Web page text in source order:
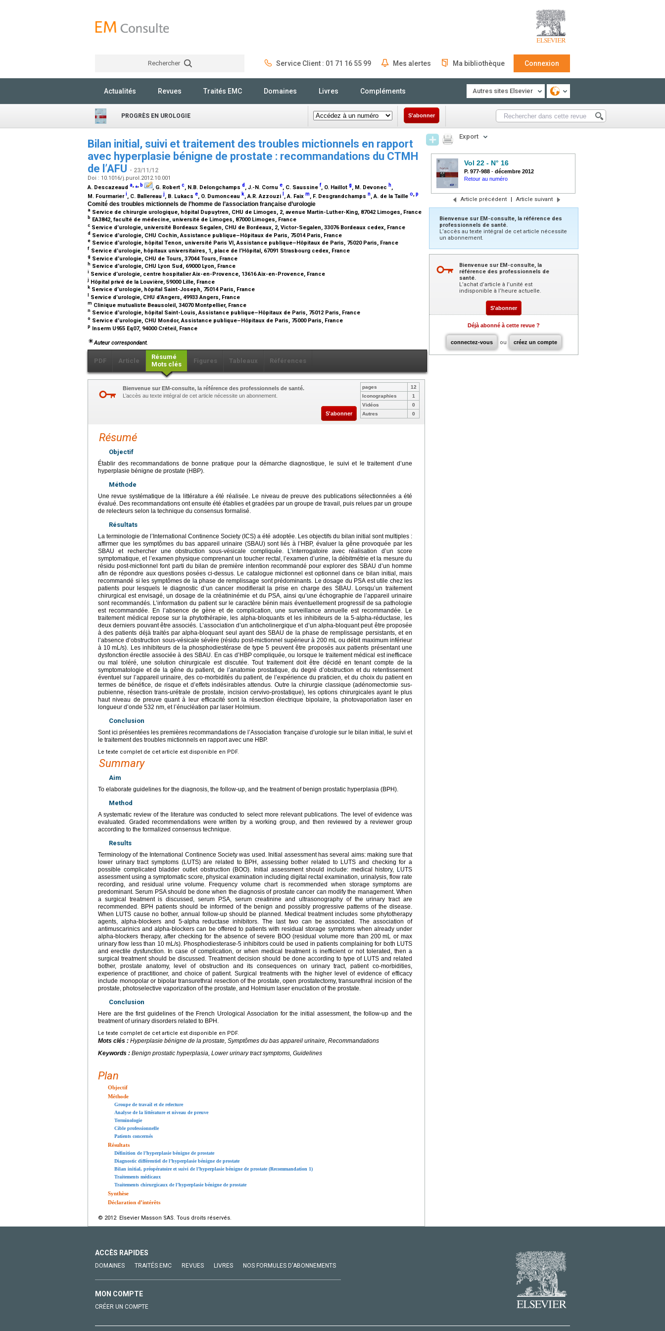
Rechercher Service Client : 01 71 16 55 99 Mes alertes Ma bibliothèque Connexion
Actualités Revues Traités EMC Domaines Livres Compléments Autres sites Elsevier
PROGRÈS EN UROLOGIE S'abonner
Bilan initial, suivi et traitement des troubles mictionnels en rapport
avec hyperplasie bénigne de prostate : recommandations du CTMH
de l’AFU - 23/11/12
Doi : 10.1016/j.purol.2012.10.001
A. Descazeaud a,⁎, b , G. Robert c, N.B. Delongchamps d , J.-N. Cornu e, C. Saussine f, O. Haillot g, M. Devonec h,
M. Fourmarieri, C. Ballereauj, B. Lukacs e, O. Dumonceau k, A.R. Azzouzi , A. Faix m, F. Desgrandchamps n, A. de la Taille o p
Comité des troubles mictionnels de l’homme de l’association française d’urologie
a Service de chirurgie urologique, hôpital Dupuytren, CHU de Limoges, 2, avenue Martin-Luther-King, 87042 Limoges, France
b EA3842, faculté de médecine, université de Limoges, 87000 Limoges, France
c Service d’urologie, université Bordeaux Segalen, CHU de Bordeaux, 2, Victor-Segalen, 33076 Bordeaux cedex, France
d Service d’urologie, CHU Cochin, Assistance publique–Hôpitaux de Paris, 75014 Paris, France
e Service d’urologie, hôpital Tenon, université Paris VI, Assistance publique–Hôpitaux de Paris, 75020 Paris, France
f Service d’urologie, hôpitaux universitaires, 1, place de l’Hôpital, 67091 Strasbourg cedex, France
g Service d’urologie, CHU de Tours, 37044 Tours, France
h Service d’urologie, CHU Lyon Sud, 69000 Lyon, France
i Service d’urologie, centre hospitalier Aix-en-Provence, 13616 Aix-en-Provence, France
j Hôpital privé de la Louvière, 59000 Lille, France
k Service d’urologie, hôpital Saint-Joseph, 75014 Paris, France
Service d’urologie, CHU d’Angers, 49933 Angers, France
m Clinique mutualiste Beausoleil, 34070 Montpellier, France
n Service d’urologie, hôpital Saint-Louis, Assistance publique–Hôpitaux de Paris, 75012 Paris, France
o Service d’urologie, CHU Mondor, Assistance publique–Hôpitaux de Paris, 75000 Paris, France
p Inserm U955 Eq07, 94000 Créteil, France
Auteur correspondant.
PDF Article
Résumé
Mots clés
Figures Tableaux Références
Bienvenue sur EM-consulte, la référence des professionnels de santé.
L’accès au texte intégral de cet article nécessite un abonnement.
S'abonner
pages
12
Iconographies
1
Vidéos
0
Autres
0
Résumé
Objectif
Établir des recommandations de bonne pratique pour la démarche diagnostique, le suivi et le traitement d’une
hyperplasie bénigne de prostate (HBP).
Méthode
Une revue systématique de la littérature a été réalisée. Le niveau de preuve des publications sélectionnées a été
évalué. Des recommandations ont ensuite été établies et gradées par un groupe de travail, puis relues par un groupe
de relecteurs selon la technique du consensus formalisé.
Résultats
La terminologie de l’International Continence Society (ICS) a été adoptée. Les objectifs du bilan initial sont multiples :
affirmer que les symptômes du bas appareil urinaire (SBAU) sont liés à l’HBP, évaluer la gêne provoquée par les
SBAU et rechercher une obstruction sous-vésicale compliquée. L’interrogatoire avec réalisation d’un score
symptomatique, et l’examen physique comprenant un toucher rectal, l’examen d’urine, la débitmétrie et la mesure du
résidu post-mictionnel font parti du bilan de première intention recommandé pour explorer des SBAU d’un homme
afin de répondre aux questions posées ci-dessus. Le catalogue mictionnel est optionnel dans ce bilan initial, mais
recommandé si les symptômes de la phase de remplissage sont prédominants. Le dosage du PSA est utile chez les
patients pour lesquels le diagnostic d’un cancer modifierait la prise en charge des SBAU. Lorsqu’un traitement
chirurgical est envisagé, un dosage de la créatininémie et du PSA, ainsi qu’une échographie de l’appareil urinaire
sont recommandés. L’information du patient sur le caractère bénin mais éventuellement progressif de sa pathologie
est recommandée. En l’absence de gène et de complication, une surveillance annuelle est recommandée. Le
traitement médical repose sur la phytothérapie, les alpha-bloquants et les inhibiteurs de la 5-alpha-réductase, les
deux derniers pouvant être associés. L’association d’un anticholinergique et d’un alpha-bloquant peut être proposée
à des patients déjà traités par alpha-bloquant seul ayant des SBAU de la phase de remplissage persistants, et en
l’absence d’obstruction sous-vésicale sévère (résidu post-mictionnel supérieur à 200 mL ou débit maximum inférieur
à 10 mL/s). Les inhibiteurs de la phosphodiestérase de type 5 peuvent être proposés aux patients présentant une
dysfonction érectile associée à des SBAU. En cas d’HBP compliquée, ou lorsque le traitement médical est inefficace
ou mal toléré, une solution chirurgicale est discutée. Tout traitement doit être décidé en tenant compte de la
symptomatologie et de la gêne du patient, de l’anatomie prostatique, du degré d’obstruction et du retentissement
éventuel sur l’appareil urinaire, des co-morbidités du patient, de l’expérience du praticien, et du choix du patient en
termes de bénéfice, de risque et d’effets indésirables attendus. Outre la chirurgie classique (adénomectomie sus-
pubienne, résection trans-urétrale de prostate, incision cervivo-prostatique), les options chirurgicales ayant le plus
haut niveau de preuve quant à leur efficacité sont la résection électrique bipolaire, la photovaporiation laser en
longueur d’onde 532 nm, et l’énucléation par laser Holmium.
Conclusion
Sont ici présentées les premières recommandations de l’Association française d’urologie sur le bilan initial, le suivi et
le traitement des troubles mictionnels en rapport avec une HBP.
Le texte complet de cet article est disponible en PDF.
Summary
Aim
To elaborate guidelines for the diagnosis, the follow-up, and the treatment of benign prostatic hyperplasia (BPH).
Method
A systematic review of the literature was conducted to select more relevant publications. The level of evidence was
evaluated. Graded recommendations were written by a working group, and then reviewed by a reviewer group
according to the formalized consensus technique.
Results
Terminology of the International Continence Society was used. Initial assessment has several aims: making sure that
lower urinary tract symptoms (LUTS) are related to BPH, assessing bother related to LUTS and checking for a
possible complicated bladder outlet obstruction (BOO). Initial assessment should include: medical history, LUTS
assessment using a symptomatic score, physical examination including digital rectal examination, urinalysis, flow rate
recording, and residual urine volume. Frequency volume chart is recommended when storage symptoms are
predominant. Serum PSA should be done when the diagnosis of prostate cancer can modify the management. When
a surgical treatment is discussed, serum PSA, serum creatinine and ultrasonography of the urinary tract are
recommended. BPH patients should be informed of the benign and possibly progressive patterns of the disease.
When LUTS cause no bother, annual follow-up should be planned. Medical treatment includes some phytotherapy
agents, alpha-blockers and 5-alpha reductase inhibitors. The last two can be associated. The association of
antimuscarinics and alpha-blockers can be offered to patients with residual storage symptoms when already under
alpha-blockers therapy, after checking for the absence of severe BOO (residual volume more than 200 mL or max
urinary flow less than 10 mL/s). Phosphodiesterase-5 inhibitors could be used in patients complaining for both LUTS
and erectile dysfunction. In case of complication, or when medical treatment is inefficient or not tolerated, then a
surgical treatment should be discussed. Treatment decision should be done according to type of LUTS and related
bother, prostate anatomy, level of obstruction and its consequences on urinary tract, patient co-morbidities,
experience of practitioner, and choice of patient. Surgical treatments with the higher level of evidence of efficacy
include monopolar or bipolar transurethral resection of the prostate, open prostatectomy, transurethral incision of the
prostate, photoselective vaporization of the prostate, and Holmium laser enuclation of the prostate.
Conclusion
Here are the first guidelines of the French Urological Association for the initial assessment, the follow-up and the
treatment of urinary disorders related to BPH.
Le texte complet de cet article est disponible en PDF.
Mots clés : Hyperplasie bénigne de la prostate, Symptômes du bas appareil urinaire, Recommandations
Keywords : Benign prostatic hyperplasia, Lower urinary tract symptoms, Guidelines
Plan
Objectif
Méthode
Groupe de travail et de relecture
Analyse de la littérature et niveau de preuve
Terminologie
Cible professionnelle
Patients concernés
Résultats
Définition de l’hyperplasie bénigne de prostate
Diagnostic différentiel de l’hyperplasie bénigne de prostate
Bilan initial, préopératoire et suivi de l’hyperplasie bénigne de prostate (Recommandation 1)
Traitements médicaux
Traitements chirurgicaux de l’hyperplasie bénigne de prostate
Synthèse
Déclaration d’intérêts
© 2012 Elsevier Masson SAS. Tous droits réservés.
Export
Vol 22 - N° 16
P. 977-988 - décembre 2012
Retour au numéro
Article précédent | Article suivant
Bienvenue sur EM-consulte, la référence des
professionnels de santé.
L’accès au texte intégral de cet article nécessite
un abonnement.
Bienvenue sur EM-consulte, la
référence des professionnels de
santé.
L’achat d’article à l’unité est
indisponible à l’heure actuelle.
S'abonner
Déjà abonné à cette revue ?
connectez-vous ou créez un compte
ACCÈS RAPIDES
DOMAINES TRAITÉS EMC REVUES LIVRES NOS FORMULES D'ABONNEMENTS
MON COMPTE
CRÉER UN COMPTE